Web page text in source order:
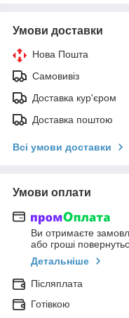
Умови доставки
Нова Пошта
Самовивіз
Доставка кур'єром
Доставка поштою
Всі умови доставки
Умови оплати
Ви отримаєте
або гроші
Детальніше
Післяплата
Готівкою